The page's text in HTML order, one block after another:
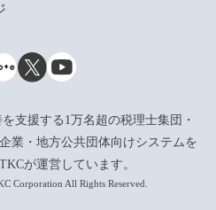
支援する1万名超の税理士集団・
業・地方公共団体向けシステムを
が運営しています。
Corporation All Rights Reserved.